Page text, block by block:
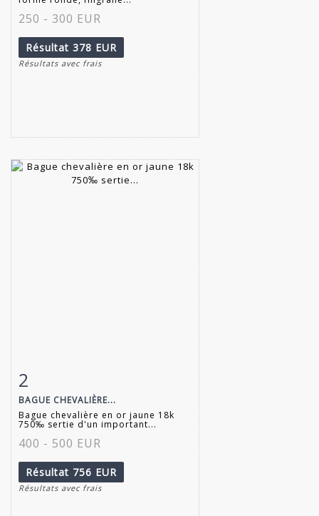
250 - 300 EUR
Résultat 378 EUR
Résultats avec frais
Fiche détaillée
2
BAGUE CHEVALIÈRE...
Bague chevalière en or jaune 18k
750‰ sertie d'un important...
400 - 500 EUR
Résultat 756 EUR
Résultats avec frais